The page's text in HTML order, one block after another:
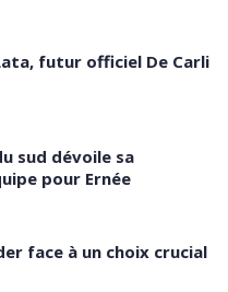
futur officiel De Carli
sud dévoile sa
pour Ernée
face à un choix crucial